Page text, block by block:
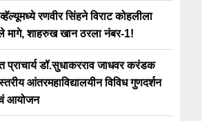
रणवीर सिंहने विराट कोहलीला
मागे, शाहरुख खान ठरला नंबर-1!
प्राचार्य डॉ.सुधाकरराव जाधवर करंडक
आंतरमहाविद्यालयीन विविध गुणदर्शन
आयोजन